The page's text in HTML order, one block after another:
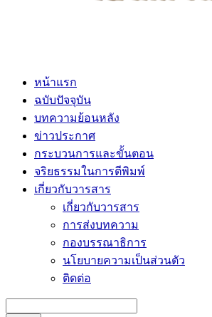
หน้าแรก
ฉบับปัจจุบัน
บทความย้อนหลัง
ข่าวประกาศ
กระบวนการและขั้นตอน
จริยธรรมในการตีพิมพ์
เกี่ยวกับวารสาร
เกี่ยวกับวารสาร
การส่งบทความ
กองบรรณาธิการ
นโยบายความเป็นส่วนตัว
ติดต่อ